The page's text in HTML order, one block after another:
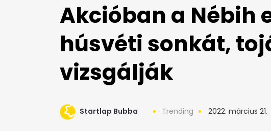
Akcióban a Nébih
húsvéti sonkát,
vizsgálják
Startlap Bubba Trending 2022. március 21.